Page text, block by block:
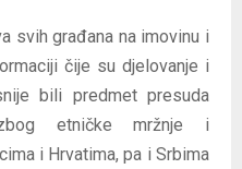
svih građana na imovinu i
čije su djelovanje i
bili predmet presuda
zbog etničke mržnje i
i Hrvatima, pa i Srbima